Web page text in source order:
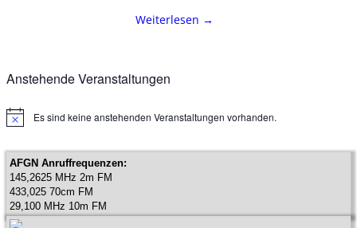
Weiterlesen →
Anstehende Veranstaltungen
H
n
w
e
s
Es sind keine anstehenden Veranstaltungen vorhanden.
AFGN Anruffrequenzen:
145,2625 MHz 2m FM
433,025 70cm FM
29,100 MHz 10m FM